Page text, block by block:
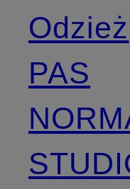
Odzież
PAS